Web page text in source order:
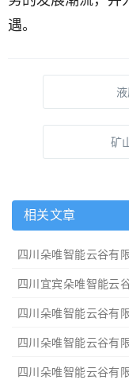
遇。
矿
相关文章
四川朵唯智能云谷有
四川宜宾朵唯智能云
四川朵唯智能云谷有
四川朵唯智能云谷有
四川朵唯智能云谷有